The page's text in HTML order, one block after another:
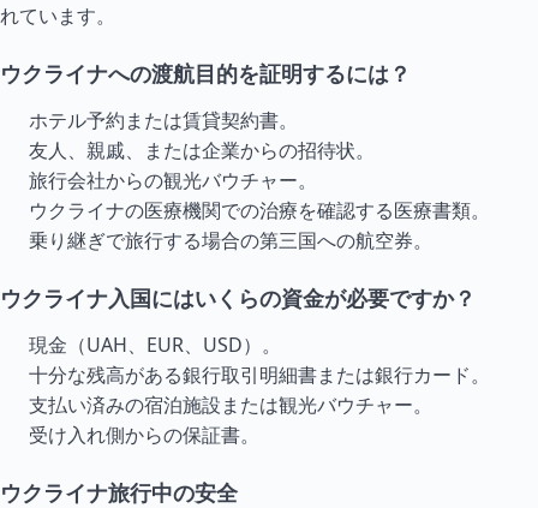
れています。
ウクライナへの渡航目的を証明するには？
ホテル予約または賃貸契約書。
友人、親戚、または企業からの招待状。
旅行会社からの観光バウチャー。
ウクライナの医療機関での治療を確認する医療書類。
乗り継ぎで旅行する場合の第三国への航空券。
ウクライナ入国にはいくらの資金が必要ですか？
現金（UAH、EUR、USD）。
十分な残高がある銀行取引明細書または銀行カード。
支払い済みの宿泊施設または観光バウチャー。
受け入れ側からの保証書。
ウクライナ旅行中の安全